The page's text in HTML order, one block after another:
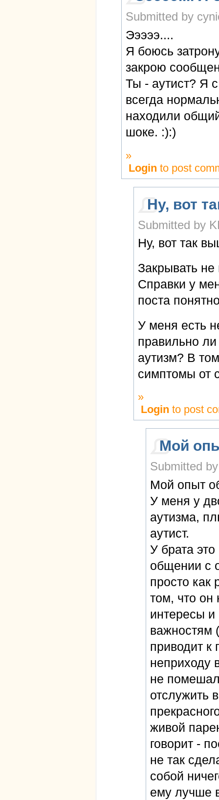
Submitted by
Эээээ....
Я боюсь
закрою
Ты - аутист? Я
всегда
находили
шоке. :):)
»
Login to post
Ну, вот
Submitted by
Ну, вот так
Закрывать
Справки у
поста
У меня есть
правильно
аутизм? В
симптомы от
»
Login to post
Мой
Submitted
Мой опыт
У меня у
аутизма,
аутист.
У брата
общении с
просто как
том, что он
интересы
важностям
приводит
неприходу
не
отслужить
живой
говорит -
не так
собой
ему лучше